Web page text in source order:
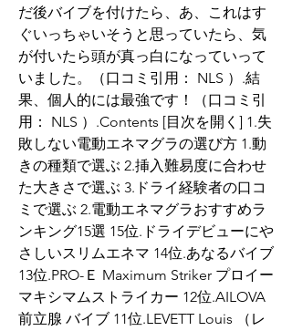
だ後バイブを付けたら、あ、これはす
ぐいっちゃいそうと思っていたら、気
が付いたら頭が真っ白になっていって
いました。（口コミ引用： NLS ）.結
果、個人的には最強です！（口コミ引
用： NLS ）.Contents [目次を開く] 1.失
敗しない電動エネマグラの選び方 1.動
きの種類で選ぶ 2.挿入難易度に合わせ
た大きさで選ぶ 3.ドライ経験者の口コ
ミで選ぶ 2.電動エネマグラおすすめラ
ンキング15選 15位.ドライデビューにや
さしいスリムエネマ 14位.あなるバイブ
13位.PRO-Ｅ Maximum Striker プロイー
マキシマムストライカー 12位.AILOVA
前立腺 バイブ 11位.LEVETT Louis （レ